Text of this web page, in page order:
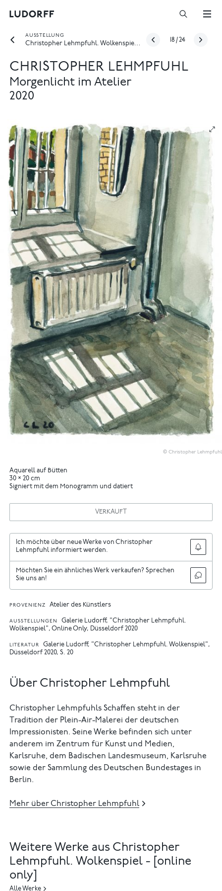
AUSSTELLUNG
Christopher Lehmpfuhl. Wolkenspiel - [online only]
18 /24
CHRISTOPHER LEHMPFUHL
Morgenlicht im Atelier
2020
© Christopher Lehmpfuhl
Aquarell auf Bütten
30 × 20 cm
Signiert mit dem Monogramm und datiert
VERKAUFT
Ich möchte über neue Werke von Christopher
Lehmpfuhl informiert werden.
Möchten Sie ein ähnliches Werk verkaufen? Sprechen
Sie uns an!
PROVENIENZ Atelier des Künstlers
AUSSTELLUNGEN
Galerie Ludorff, "Christopher Lehmpfuhl.
Wolkenspiel", Online Only, Düsseldorf 2020
LITERATUR
Galerie Ludorff, "Christopher Lehmpfuhl. Wolkenspiel",
Düsseldorf 2020, S. 20
Über Christopher Lehmpfuhl
Christopher Lehmpfuhls Schaffen steht in der
Tradition der Plein-Air-Malerei der deutschen
Impressionisten. Seine Werke befinden sich unter
anderem im Zentrum für Kunst und Medien,
Karlsruhe, dem Badischen Landesmuseum, Karlsruhe
sowie der Sammlung des Deutschen Bundestages in
Berlin.
Mehr über Christopher Lehmpfuhl
Weitere Werke aus Christopher
Lehmpfuhl. Wolkenspiel - [online
only]
Alle Werke